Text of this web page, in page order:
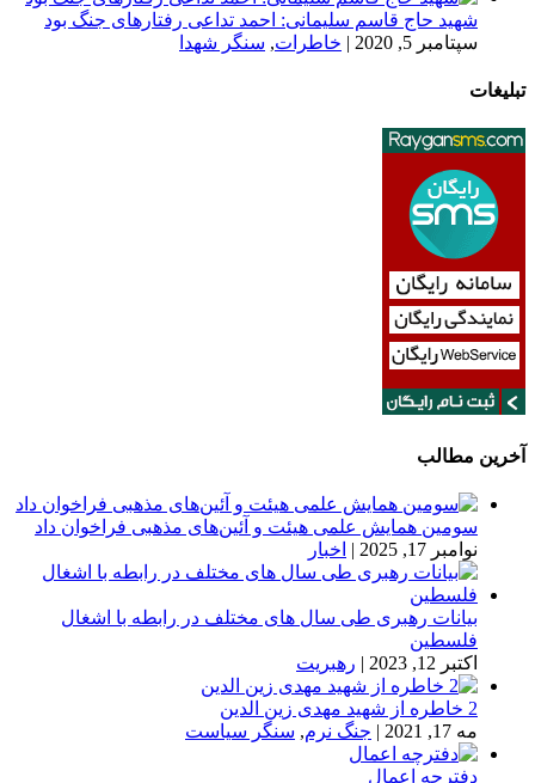
شهید حاج قاسم سلیمانی: احمد تداعی رفتارهای جنگ بود
سپتامبر 5, 2020
| خاطرات, سنگر شهدا
تبلیغات
آخرین مطالب
سومین همایش علمی هیئت و آئین‌های مذهبی فراخوان داد
نوامبر 17, 2025
| اخبار
بیانات رهبری طی سال های مختلف در رابطه با اشغال
فلسطین
اکتبر 12, 2023
| رهبریت
2 خاطره از شهید مهدی زین الدین
مه 17, 2021
| جنگ نرم, سنگر سیاست
دفترچه اعمال